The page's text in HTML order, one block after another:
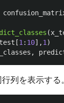
(
[1 : 10],1 )
,
列を表示する